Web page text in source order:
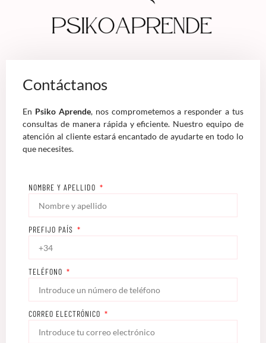
Contáctanos
En Psiko Aprende, nos comprometemos a responder a tus
consultas de manera rápida y eficiente. Nuestro equipo de
atención al cliente estará encantado de ayudarte en todo lo
que necesites.
NOMBRE Y APELLIDO
PREFIJO PAÍS
TELÉFONO
CORREO ELECTRÓNICO